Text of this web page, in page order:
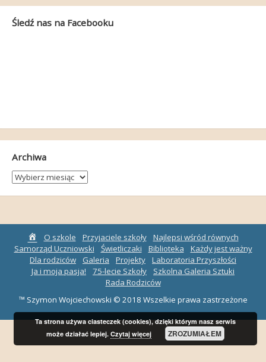
Śledź nas na Facebooku
Archiwa
Archiwa
Strona
główna
O szkole Przyjaciele szkoły
Najlepsi wśród równych
Samorząd Uczniowski
Świetliczaki Biblioteka
Każdy jest ważny
Dla rodziców
Galeria Projekty
Laboratoria Przyszłości
Ja i moja pasja!
75-lecie Szkoły
Szkolna Galeria Sztuki
Rada Rodziców
™ Szymon Wojciechowski © 2018 Wszelkie prawa zastrzeżone
Ta strona używa ciasteczek (cookies), dzięki którym nasz serwis
może działać lepiej.Czytaj więcej ZROZUMIAŁEM